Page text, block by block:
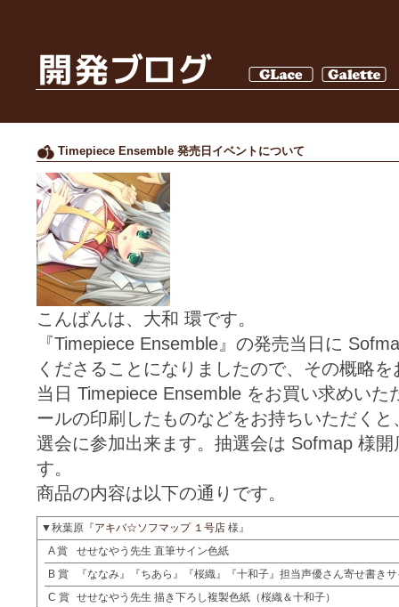
Timepiece Ensemble 発売日イベントについて
こんばんは、大和 環です。
『Timepiece Ensemble』の発売当日に
くださることになりましたので、その概略
当日 Timepiece Ensemble をお買い求めい
ールの印刷したものなどをお持ちいただく
選会に参加出来ます。抽選会は Sofmap 様
す。
商品の内容は以下の通りです。
▼秋葉原『アキバ☆ソフマップ １号店 様』
A 賞
せせなやう先生 直筆サイン色紙
B 賞
『ななみ』『ちあら』『桜織』『十和子』担当声優さん寄せ書き
C 賞 せせなやう先生 描き下ろし複製色紙（桜織＆十和子）